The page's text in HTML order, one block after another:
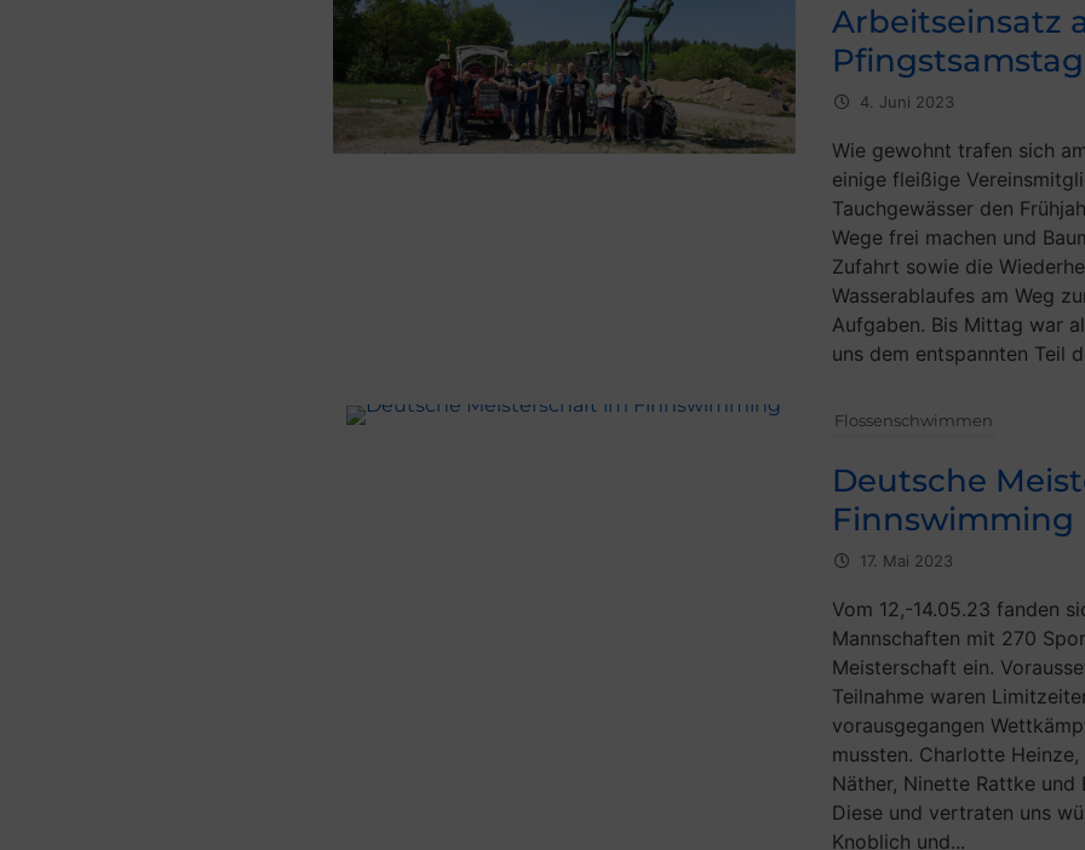
Arbeitseinsatz
Pfingstsamstag
4. Juni 2023
Wie gewohnt trafen sich
einige fleißige
Tauchgewässer den
Wege frei machen und
Zufahrt sowie die
Wasserablaufes am Weg
Aufgaben. Bis Mittag war
uns dem entspannten Teil
Flossenschwimmen
Deutsche
Finnswimming
17. Mai 2023
Vom 12,-14.05.23 fanden
Mannschaften mit 270
Meisterschaft ein.
Teilnahme waren
vorausgegangen
mussten. Charlotte
Näther, Ninette Rattke
Diese und vertraten uns
Knoblich und...